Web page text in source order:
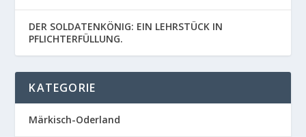
DER SOLDATENKÖNIG: EIN LEHRSTÜCK IN
PFLICHTERFÜLLUNG.
KATEGORIE
Märkisch-Oderland